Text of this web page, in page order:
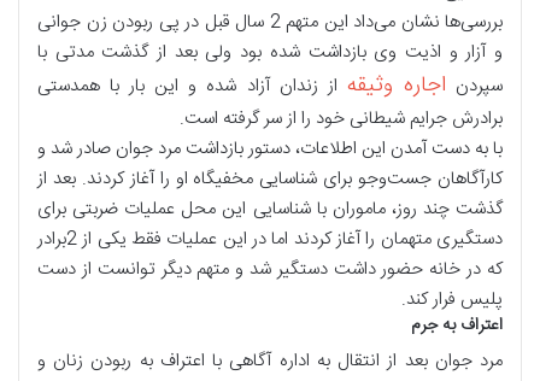
بررسی‌ها نشان می‌داد این متهم 2 سال قبل در پی ربودن زن جوانی
و آزار و اذیت وی بازداشت شده بود ولی بعد از گذشت مدتی با
سپردن اجاره وثیقه از زندان آزاد شده و این بار با همدستی
برادرش جرایم شیطانی خود را از سر گرفته است.
با به دست آمدن این اطلاعات، دستور بازداشت مرد جوان صادر شد و
کارآگاهان جست‌وجو برای شناسایی مخفیگاه او را آغاز کردند. بعد از
گذشت چند روز، ماموران با شناسایی این محل عملیات ضربتی برای
دستگیری متهمان را آغاز کردند اما در این عملیات فقط یکی از 2برادر
که در خانه حضور داشت دستگیر شد و متهم دیگر توانست از دست
پلیس فرار کند.
اعتراف به جرم
مرد جوان بعد از انتقال به اداره آگاهی با اعتراف به ربودن زنان و